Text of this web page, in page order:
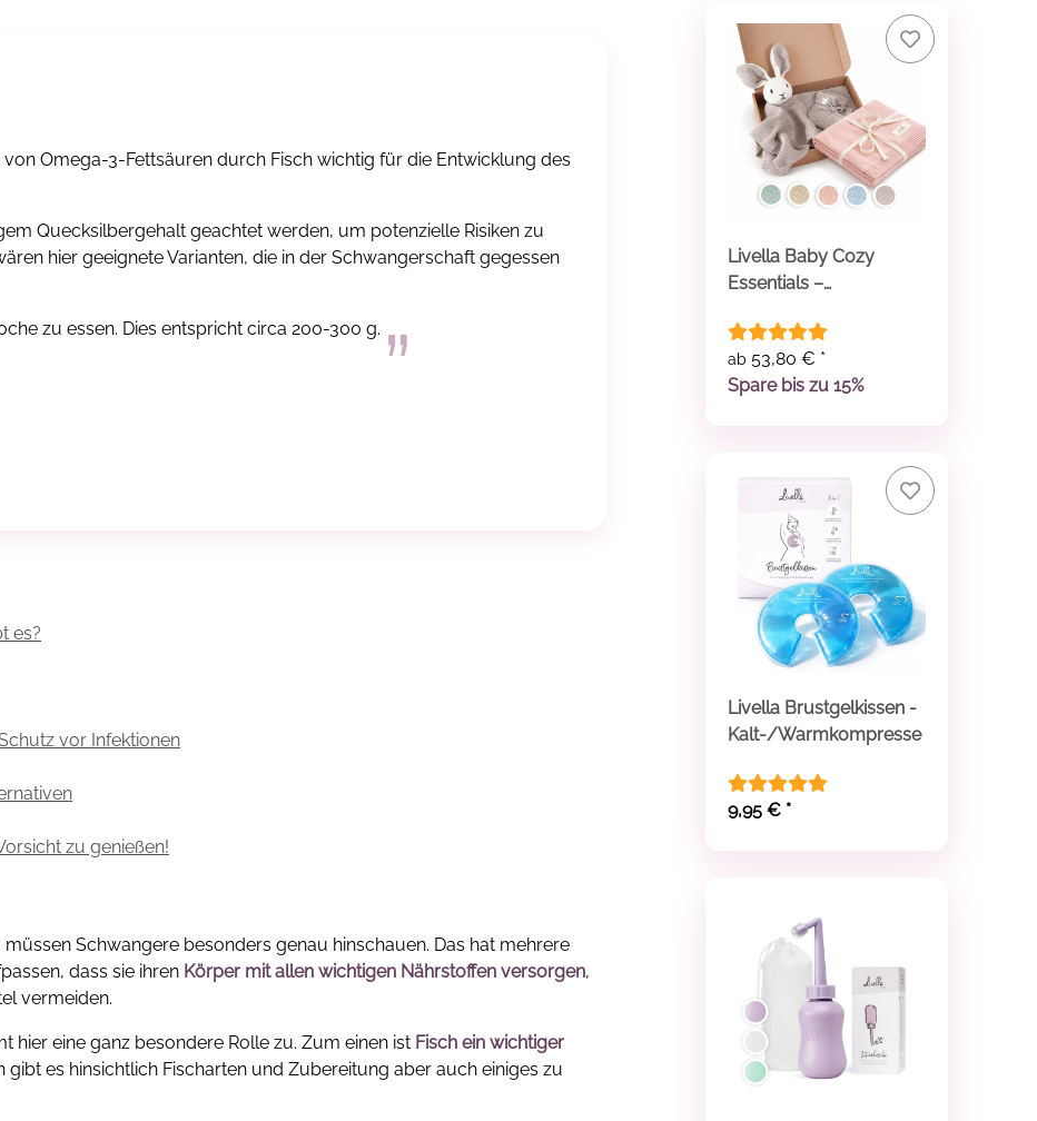
Omega-3-Fettsäuren durch Fisch wichtig für die Entwicklung des
Quecksilbergehalt geachtet werden, um potenzielle Risiken zu
hier geeignete Varianten, die in der Schwangerschaft gegessen
zu essen. Dies entspricht circa 200-300 g.
es?
vor Infektionen
zu genießen!
Schwangere besonders genau hinschauen. Das hat mehrere
dass sie ihren Körper mit allen wichtigen Nährstoffen versorgen,
vermeiden.
hier eine ganz besondere Rolle zu. Zum einen ist Fisch ein wichtiger
gibt es hinsichtlich Fischarten und Zubereitung aber auch einiges zu
Livella Baby Cozy
Essentials –
Babystrickdecke
ab 53,80 € *
Spare bis zu 15%
Livella Brustgelkissen -
Kalt-/Warmkompresse
9,95 € *